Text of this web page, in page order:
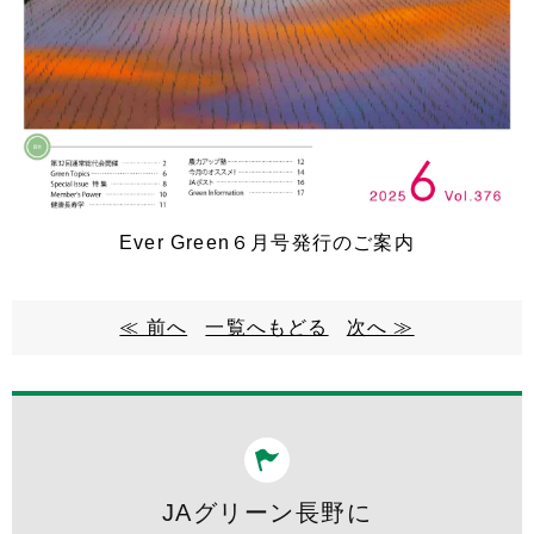
Ever Green６月号発行のご案内
≪ 前へ 一覧へもどる 次へ ≫
JAグリーン長野に